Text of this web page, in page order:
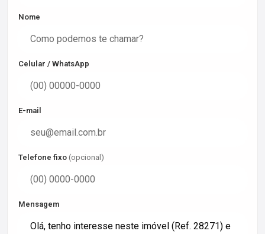
Nome
Celular / WhatsApp
E-mail
Telefone fixo (opcional)
Mensagem